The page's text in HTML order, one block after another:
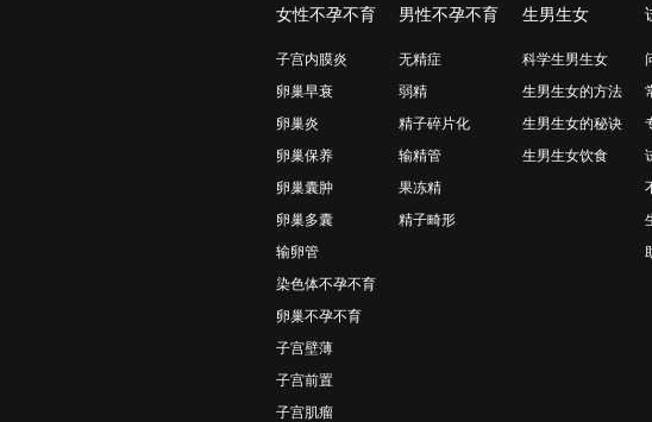
女性不孕不育
子宫内膜炎
卵巢早衰
卵巢炎
卵巢保养
卵巢囊肿
卵巢多囊
输卵管
染色体不孕不育
卵巢不孕不育
子宫壁薄
子宫前置
子宫肌瘤
男性不孕不育
无精症
弱精
精子碎片化
输精管
果冻精
精子畸形
生男生女
科学生男生女
生男生女的方法
生男生女的秘诀
生男生女饮食